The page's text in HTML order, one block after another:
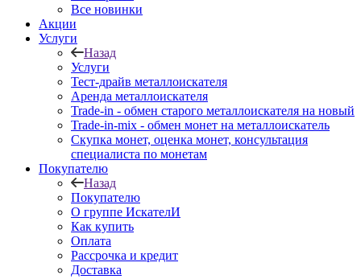
Все новинки
Акции
Услуги
Назад
Услуги
Тест-драйв металлоискателя
Аренда металлоискателя
Trade-in - обмен старого металлоискателя на новый
Trade-in-mix - обмен монет на металлоискатель
Скупка монет, оценка монет, консультация
специалиста по монетам
Покупателю
Назад
Покупателю
О группе ИскателИ
Как купить
Оплата
Рассрочка и кредит
Доставка